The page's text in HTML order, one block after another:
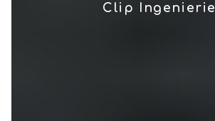
Clip Ingenierie